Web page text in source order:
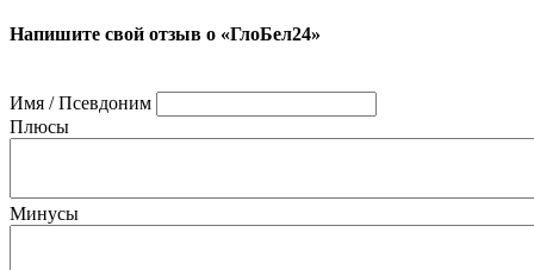
Напишите свой отзыв о «ГлоБел24»
Имя / Псевдоним
Плюсы
Минусы